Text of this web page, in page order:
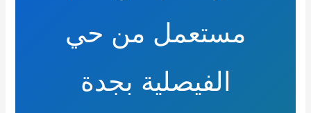
مستعمل من حي
الفيصلية بجدة